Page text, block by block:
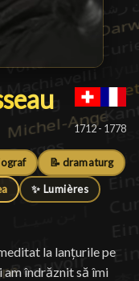
█
1712 - 1778
📝 dramaturg
✨ Lumières
la lanțurile pe
am îndrăznit să îmi